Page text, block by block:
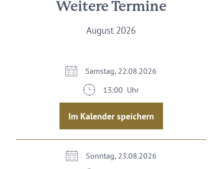
Weitere Termine
August 2026
Samstag, 22.08.2026
13:00 Uhr
Im Kalender speichern
Sonntag, 23.08.2026